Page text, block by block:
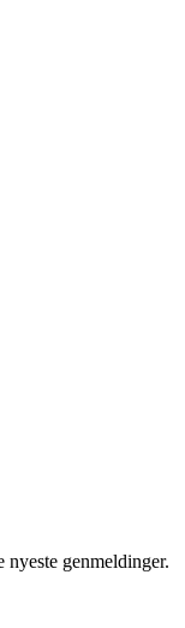
genmeldinger.